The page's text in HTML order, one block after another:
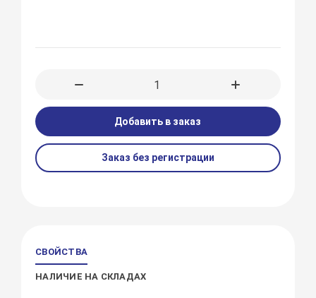
Добавить в заказ
Заказ без регистрации
СВОЙСТВА
НАЛИЧИЕ НА СКЛАДАХ